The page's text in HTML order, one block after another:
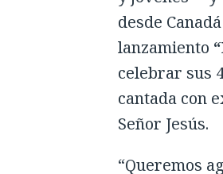
desde
lanzamiento
celebrar sus
cantada con
Señor Jesús.
“Queremos